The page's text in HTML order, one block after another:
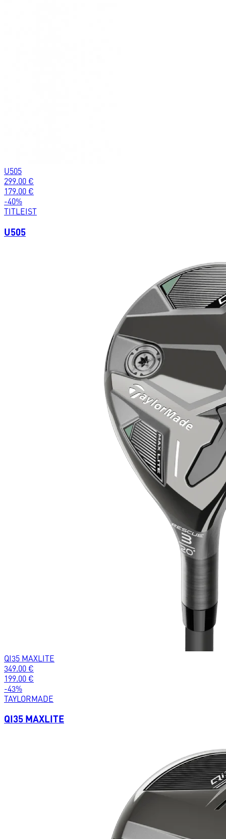
U505
299.00 €
179.00 €
-40%
TITLEIST
U505
QI35 MAXLITE
349.00 €
199.00 €
-43%
TAYLORMADE
QI35 MAXLITE